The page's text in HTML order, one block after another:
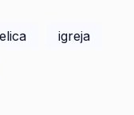
igreja